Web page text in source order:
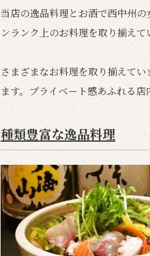
当店の逸品料理とお酒で西中州
ンランク上のお料理を取り揃え
さまざまなお料理を取り揃えて
ます。プライベート感あふれる店
種類豊富な逸品料理